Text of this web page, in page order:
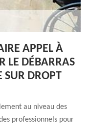
APPEL À
LE DÉBARRAS
SUR DROPT
au niveau des
professionnels pour